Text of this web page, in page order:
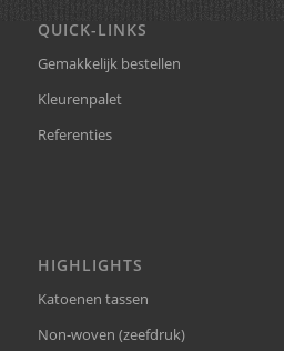
QUICK-LINKS
Gemakkelijk bestellen
Kleurenpalet
Referenties
HIGHLIGHTS
Katoenen tassen
Non-woven (zeefdruk)